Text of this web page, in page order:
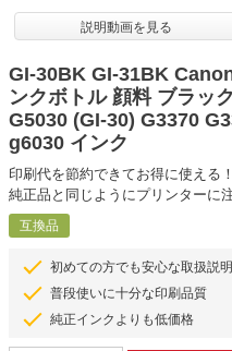
お問い合わせ
説明書ダウンロード
説明動画を見る
GI-30BK GI-31BK
ンクボトル 顔料 ブラッ
G5030 (GI-30) G3370
g6030 インク
印刷代を節約できてお得に使える！
純正品と同じようにプリンターに
互換品
初めての方でも安心な取扱説
普段使いに十分な印刷品質
純正インクよりも低価格